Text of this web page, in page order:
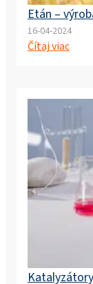
Etán –
16-04-2024
Čítaj viac